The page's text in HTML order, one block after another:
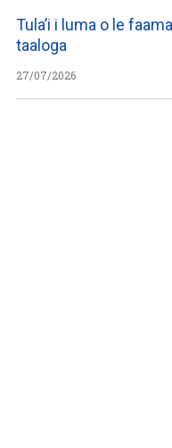
Tula’i i luma o le
taaloga
27/07/2026